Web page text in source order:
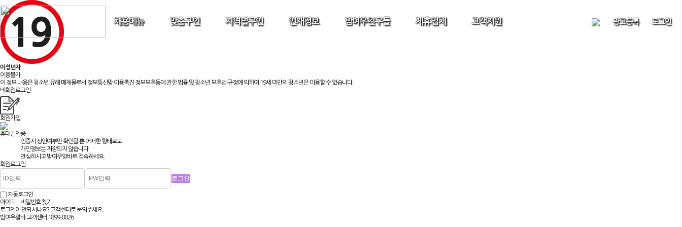
미성년자
이용불가
이 정보 내용은 청소년 유해 매체물로서 정보통신망 이용촉진 정보보호등에 관한 법률 및 청소년 보호법 규정에 의하여 19세 미만의 청소년은 이용할 수 없습니다.
비회원로그인
회원가입
휴대폰인증
인증시 성인여부만 확인될 뿐어떠한 형태로도
개인정보는 저장되지 않습니다.
안심하시고 밤여우알바로 접속하세요.
회원로그인
자동로그인
아이디ㅣ비밀번호 찾기
로그인이 안되시나요? 고객센터로 문의주세요.
밤여우알바 고객센터 1899-8026
채용메뉴 맞춤구인 지역별구인 인재정보 밤여우친구들 제휴업체 고객지원 광고등록 로그인